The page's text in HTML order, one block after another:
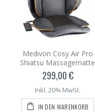
Medivon Cosy Air Pro
Shiatsu Massagematte
299,00 €
Inkl. 20% MwSt.
IN DEN WARENKORB